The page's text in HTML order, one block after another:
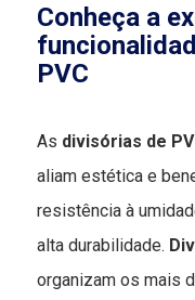
Conheça a
PVC
As divisórias de
aliam estética e
resistência à
alta durabilidade.
organizam os mais